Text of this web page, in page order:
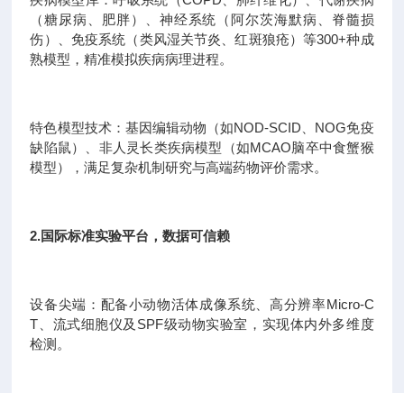
（糖尿病、肥胖）、神经系统（阿尔茨海默病、脊髓损
伤）、免疫系统（类风湿关节炎、红斑狼疮）等300+种成
熟模型，精准模拟疾病病理进程。
特色模型技术：基因编辑动物（如NOD-SCID、NOG免疫
缺陷鼠）、非人灵长类疾病模型（如MCAO脑卒中食蟹猴
模型），满足复杂机制研究与高端药物评价需求。
2.国际标准实验平台，数据可信赖
设备尖端：配备小动物活体成像系统、高分辨率Micro-C
T、流式细胞仪及SPF级动物实验室，实现体内外多维度
检测。